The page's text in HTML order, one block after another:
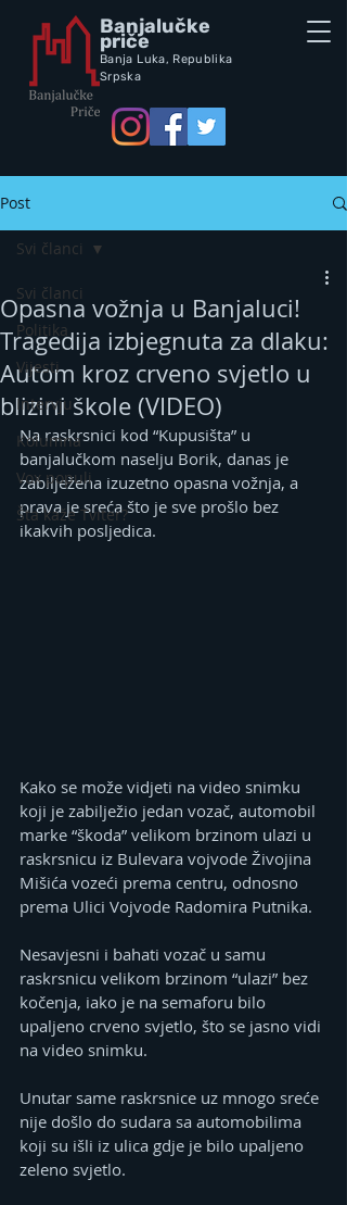
Banjalučke
priče
Banja Luka, Republika
Srpska
Post
Svi članci
Politika
Vijesti
Intervju
Kolumna
Vox populi
Šta kaže Tviter?
Svi članci
Opasna vožnja u Banjaluci!
Tragedija izbjegnuta za dlaku:
Autom kroz crveno svjetlo u
blizini škole (VIDEO)
Na raskrsnici kod “Kupusišta” u
banjalučkom naselju Borik, danas je
zabilježena izuzetno opasna vožnja, a
prava je sreća što je sve prošlo bez
ikakvih posljedica.
Kako se može vidjeti na video snimku
koji je zabilježio jedan vozač, automobil
marke “škoda” velikom brzinom ulazi u
raskrsnicu iz Bulevara vojvode Živojina
Mišića vozeći prema centru, odnosno
prema Ulici Vojvode Radomira Putnika.
Nesavjesni i bahati vozač u samu
raskrsnicu velikom brzinom “ulazi” bez
kočenja, iako je na semaforu bilo
upaljeno crveno svjetlo, što se jasno vidi
na video snimku.
Unutar same raskrsnice uz mnogo sreće
nije došlo do sudara sa automobilima
koji su išli iz ulica gdje je bilo upaljeno
zeleno svjetlo.